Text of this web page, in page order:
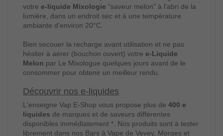
votre e-liquide Mixologie "saveur melon" à l'abri de la
lumière, dans un endroit sec et à une température
ambiante d'environ 20°C.
Bien secouer la recharge avant utilisation et ne pas
hésiter à aérer (bouchon ouvert) votre e-Liquide
Melon par Le Mixologue quelques jours avant de le
consommer pour obtenir un meilleur rendu.
Découvrir nos e-liquides
L'enseigne Vap E-Shop vous propose plus de 400 e
liquides de marques et de saveurs différentes
disponibles immédiatement *. Nos produits sont à tester
librement dans nos Bars à Vape de Vevey, Morges et